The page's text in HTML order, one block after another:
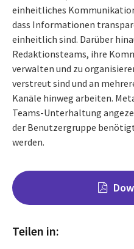
einheitliches
dass Informationen
einheitlich sind. Darüber
Redaktionsteams, ihre
verwalten und zu
verstreut sind und an
Kanäle hinweg arbeiten.
Teams-Unterhaltung
der Benutzergruppe
werden.
Teilen in: